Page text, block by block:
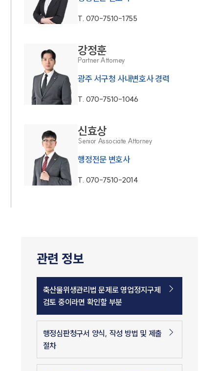
T. 070-7510-1755
강정훈
Partner Attorney
광주 서구청 사내변호사 경력
T. 070-7510-1046
신효상
Senior Associate Attorney
행정전문 변호사
T. 070-7510-2014
관련 정보
축산물위생관리법 문제로 영업정지구제
검토 중이라면 확인할 부분
행정심판청구서 양식, 작성 방법 및 제출
절차